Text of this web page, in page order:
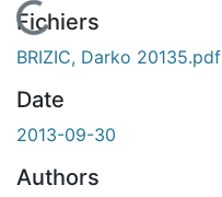
En cours de chargement...
Fichiers
BRIZIC, Darko 20135.pdf
Date
2013-09-30
Authors